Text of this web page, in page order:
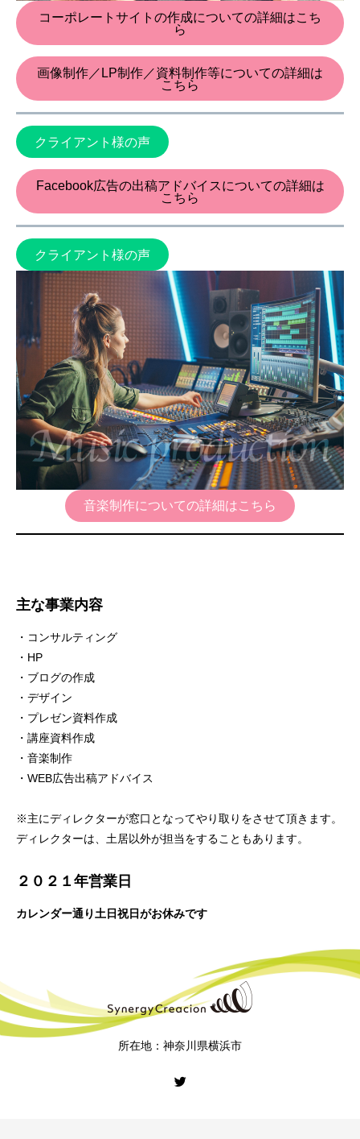
コーポレートサイトの作成についての詳細はこち
ら
画像制作／LP制作／資料制作等についての詳細は
こちら
クライアント様の声
Facebook広告の出稿アドバイスについての詳細は
こちら
クライアント様の声
音楽制作についての詳細はこちら
主な事業内容
・コンサルティング
・HP
・ブログの作成
・デザイン
・プレゼン資料作成
・講座資料作成
・音楽制作
・WEB広告出稿アドバイス
※主にディレクターが窓口となってやり取りをさせて頂きます。
ディレクターは、土居以外が担当をすることもあります。
２０２１年営業日
カレンダー通り土日祝日がお休みです
所在地：神奈川県横浜市